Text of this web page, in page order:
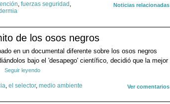
Noticias relacionadas
, fuerzas seguridad ,
de los osos negros
en un documental diferente sobre los osos negros
bajo el 'desapego' científico, decidió que la mejor
Seguir leyendo
Ver comentarios
, el selector, medio ambiente